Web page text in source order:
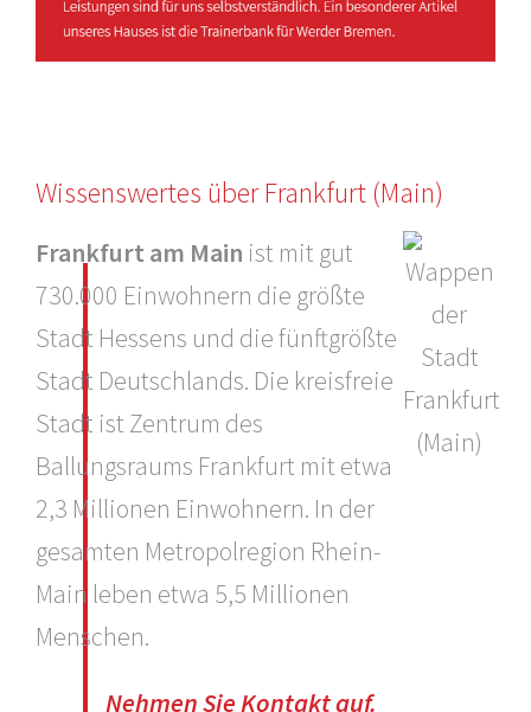
Wissenswertes über Frankfurt (Main)
Frankfurt am Main ist mit gut
730.000 Einwohnern die größte
Stadt Hessens und die fünftgrößte
Stadt Deutschlands. Die kreisfreie
Stadt ist Zentrum des
Ballungsraums Frankfurt mit etwa
2,3 Millionen Einwohnern. In der
gesamten Metropolregion Rhein-
Main leben etwa 5,5 Millionen
Menschen.
Nehmen Sie Kontakt auf.